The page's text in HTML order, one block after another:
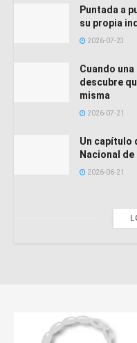
Puntada a
su propia
2026-07-23
Cuando
descubre
misma
2026-07-21
Un capítulo
Nacional
2026-06-21